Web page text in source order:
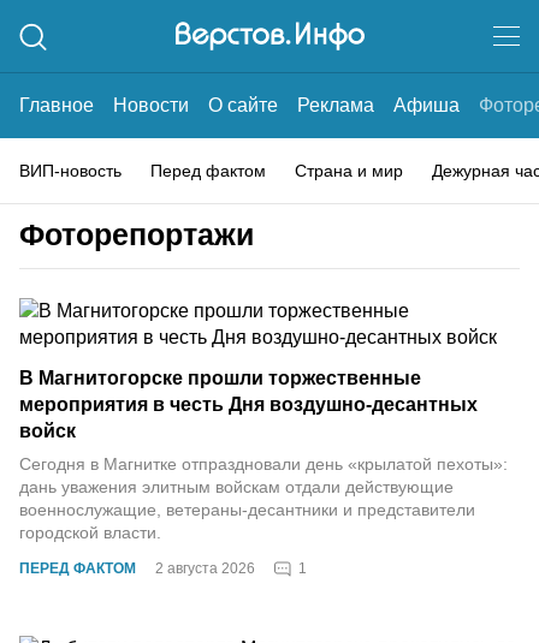
Главное Новости О сайте Реклама Афиша
ВИП-новость Перед фактом Страна и мир Дежурная
Фоторепортажи
ПЕРЕД ФАКТОМ 2 августа 2026 1
В Магнитогорске прошли торжественные
мероприятия в честь Дня воздушно-десантных
войск
Сегодня в Магнитке отпраздновали день «крылатой пехоты»:
дань уважения элитным войскам отдали действующие
военнослужащие, ветераны-десантники и представители
городской власти.